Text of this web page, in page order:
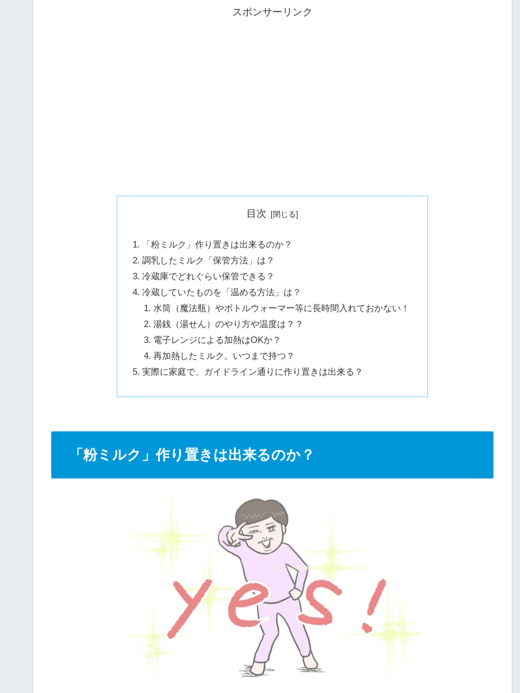
スポンサーリンク
目次
「粉ミルク」作り置きは出来るのか？
調乳したミルク「保管方法」は？
冷蔵庫でどれぐらい保管できる？
冷蔵していたものを「温める方法」は？
水筒（魔法瓶）やボトルウォーマー等に長時間入れておかない！
湯銭（湯せん）のやり方や温度は？？
電子レンジによる加熱はOKか？
再加熱したミルク。いつまで持つ？
実際に家庭で、ガイドライン通りに作り置きは出来る？
「粉ミルク」作り置きは出来るのか？